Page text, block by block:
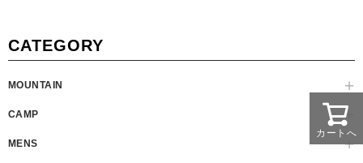
CATEGORY
MOUNTAIN
CAMP
MENS
カートへ